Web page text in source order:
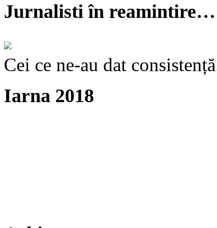
Jurnalisti în reamintire…
Cei ce ne-au dat
Iarna 2018